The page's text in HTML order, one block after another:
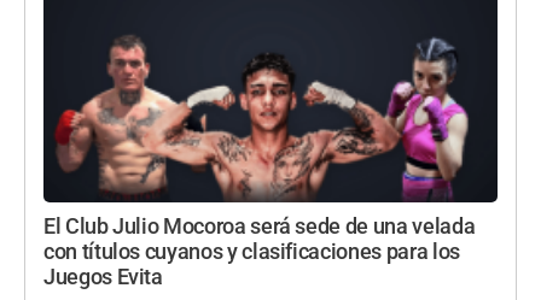
El Club Julio Mocoroa será sede de una velada
con títulos cuyanos y clasificaciones para los
Juegos Evita